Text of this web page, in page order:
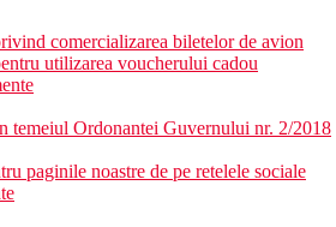
comercializarea biletelor de avion
utilizarea voucherului cadou
temeiul Ordonantei Guvernului nr. 2/2018
paginile noastre de pe retelele sociale